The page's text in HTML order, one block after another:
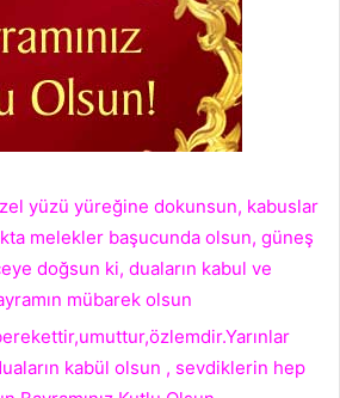
yüzü yüreğine dokunsun, kabuslar
melekler başucunda olsun, güneş
doğsun ki, duaların kabul ve
mübarek olsun
kabül olsun , sevdiklerin hep